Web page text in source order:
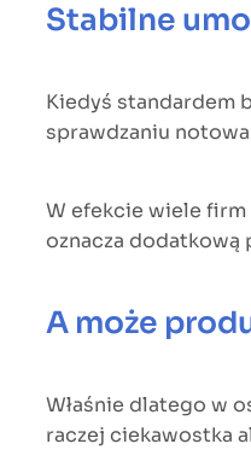
Stabilne
Kiedyś standardem
sprawdzaniu
W efekcie wiele firm
oznacza dodatkową
A może
Właśnie dlatego w
raczej ciekawostka